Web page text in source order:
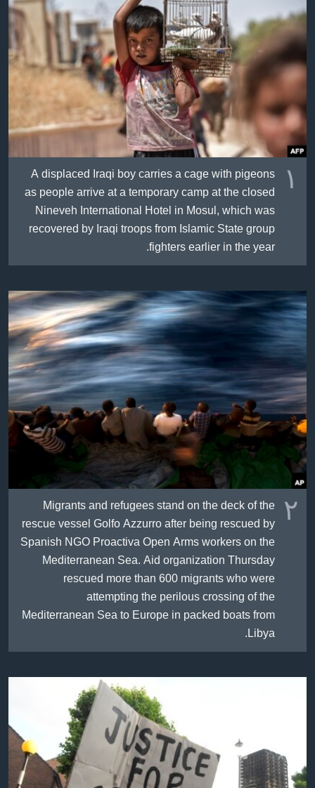
ژیان لە فەرهەنگدا
Learning English
FOLLOW US
زمانه‌کان
١ A displaced Iraqi boy carries a cage with pigeons
as people arrive at a temporary camp at the closed
Nineveh International Hotel in Mosul, which was
recovered by Iraqi troops from Islamic State group
fighters earlier in the year.
٢ Migrants and refugees stand on the deck of the
rescue vessel Golfo Azzurro after being rescued by
Spanish NGO Proactiva Open Arms workers on the
Mediterranean Sea. Aid organization Thursday
rescued more than 600 migrants who were
attempting the perilous crossing of the
Mediterranean Sea to Europe in packed boats from
Libya.